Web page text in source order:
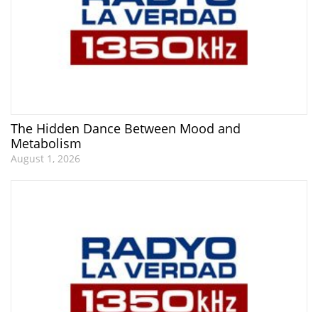
The Hidden Dance Between Mood and
Metabolism
August 1, 2026